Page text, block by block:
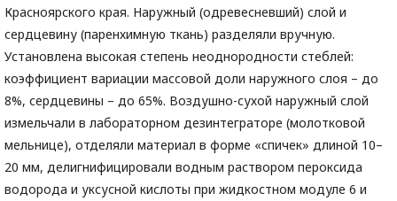
Красноярского края. Наружный (одревесневший) слой и
сердцевину (паренхимную ткань) разделяли вручную.
Установлена высокая степень неоднородности стеблей:
коэффициент вариации массовой доли наружного слоя – до
8%, сердцевины – до 65%. Воздушно-сухой наружный слой
измельчали в лабораторном дезинтеграторе (молотковой
мельнице), отделяли материал в форме «спичек» длиной 10–
20 мм, делигнифицировали водным раствором пероксида
водорода и уксусной кислоты при жидкостном модуле 6 и